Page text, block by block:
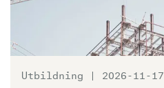
Utbildning | 2026-11-17